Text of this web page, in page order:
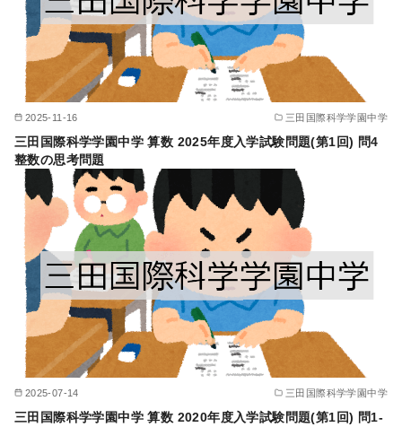
2025-11-16 三田国際科学学園中学
三田国際科学学園中学 算数 2025年度入学試験問題(第1回) 問4
整数の思考問題
2025-07-14 三田国際科学学園中学
三田国際科学学園中学 算数 2020年度入学試験問題(第1回) 問1-